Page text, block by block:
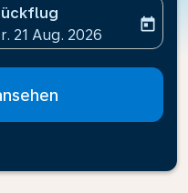
aria-label
booking-return-date-
21 Aug. 2026
today